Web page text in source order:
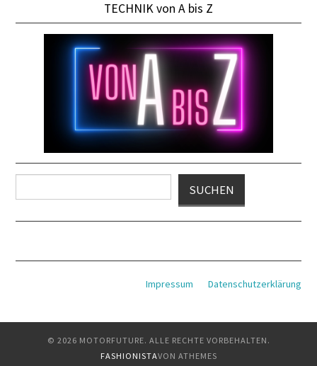
TECHNIK von A bis Z
SUCHEN
Datenschutzerklärung
Impressum
© 2026 MOTORFUTURE. ALLE RECHTE VORBEHALTEN.
FASHIONISTAVON ATHEMES